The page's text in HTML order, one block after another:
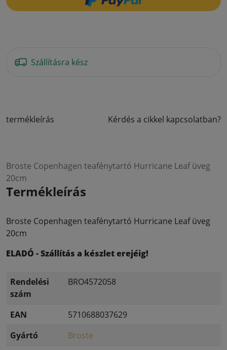
Szállításra kész
termékleírás Kérdés a cikkel kapcsolatban?
Broste Copenhagen teafénytartó Hurricane Leaf üveg
20cm
Termékleírás
Broste Copenhagen teafénytartó Hurricane Leaf üveg
20cm
ELADÓ - Szállítás a készlet erejéig!
Rendelési
szám
BRO4572058
EAN
5710688037629
Gyártó
Broste